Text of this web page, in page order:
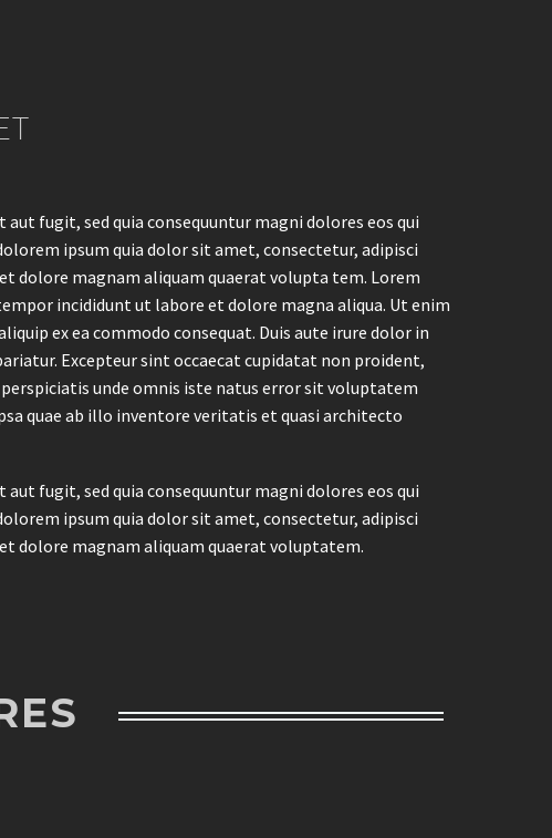
fugit, sed quia consequuntur magni dolores eos qui
ipsum quia dolor sit amet, consectetur, adipisci
dolore magnam aliquam quaerat volupta tem. Lorem
incididunt ut labore et dolore magna aliqua. Ut enim
ex ea commodo consequat. Duis aute irure dolor in
Excepteur sint occaecat cupidatat non proident,
unde omnis iste natus error sit voluptatem
quae ab illo inventore veritatis et quasi architecto
fugit, sed quia consequuntur magni dolores eos qui
ipsum quia dolor sit amet, consectetur, adipisci
dolore magnam aliquam quaerat voluptatem.